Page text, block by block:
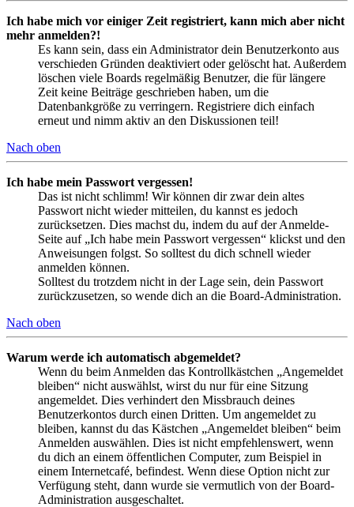
Ich habe mich vor einiger Zeit registriert, kann mich aber nicht
mehr anmelden?!
Es kann sein, dass ein Administrator dein Benutzerkonto aus
verschieden Gründen deaktiviert oder gelöscht hat. Außerdem
löschen viele Boards regelmäßig Benutzer, die für längere
Zeit keine Beiträge geschrieben haben, um die
Datenbankgröße zu verringern. Registriere dich einfach
erneut und nimm aktiv an den Diskussionen teil!
Nach oben
Ich habe mein Passwort vergessen!
Das ist nicht schlimm! Wir können dir zwar dein altes
Passwort nicht wieder mitteilen, du kannst es jedoch
zurücksetzen. Dies machst du, indem du auf der Anmelde-
Seite auf „Ich habe mein Passwort vergessen“ klickst und den
Anweisungen folgst. So solltest du dich schnell wieder
anmelden können.
Solltest du trotzdem nicht in der Lage sein, dein Passwort
zurückzusetzen, so wende dich an die Board-Administration.
Nach oben
Warum werde ich automatisch abgemeldet?
Wenn du beim Anmelden das Kontrollkästchen „Angemeldet
bleiben“ nicht auswählst, wirst du nur für eine Sitzung
angemeldet. Dies verhindert den Missbrauch deines
Benutzerkontos durch einen Dritten. Um angemeldet zu
bleiben, kannst du das Kästchen „Angemeldet bleiben“ beim
Anmelden auswählen. Dies ist nicht empfehlenswert, wenn
du dich an einem öffentlichen Computer, zum Beispiel in
einem Internetcafé, befindest. Wenn diese Option nicht zur
Verfügung steht, dann wurde sie vermutlich von der Board-
Administration ausgeschaltet.